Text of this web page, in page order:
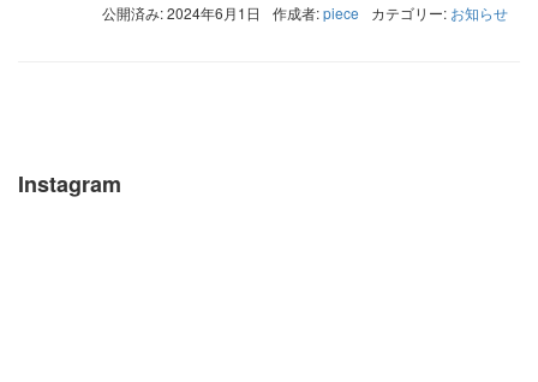
公開済み: 2024年6月1日 作成者:piece カテゴリー: お知らせ
Instagram